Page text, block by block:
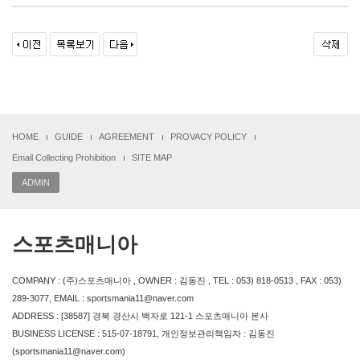
HOME GUIDE AGREEMENT PROVACY POLICY
Email Collecting Prohibition SITE MAP
ADMIN
스포츠매니아
COMPANY : (주)스포츠매니아 , OWNER : 김동진 , TEL : 053) 818-0513 , FAX : 053)
289-3077, EMAIL : sportsmania11@naver.com
ADDRESS : [38587] 경북 경산시 백자로 121-1 스포츠매니아 본사
BUSINESS LICENSE : 515-07-18791, 개인정보관리책임자 : 김동진
(sportsmania11@naver.com)